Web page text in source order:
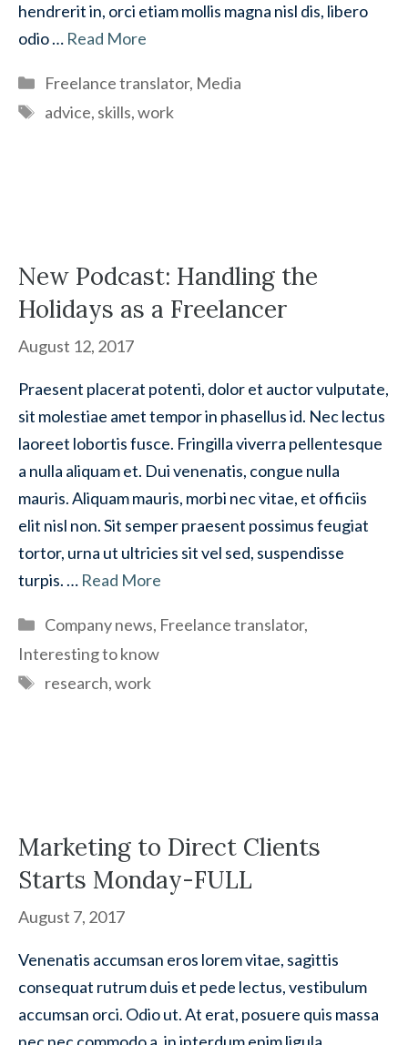
hendrerit in, orci etiam mollis magna nisl dis, libero
odio … Read More
Categories
Freelance translator, Media
Tags
advice, skills,work
New Podcast: Handling the
Holidays as a Freelancer
August 12, 2017
Praesent placerat potenti, dolor et auctor vulputate,
sit molestiae amet tempor in phasellus id. Nec lectus
laoreet lobortis fusce. Fringilla viverra pellentesque
a nulla aliquam et. Dui venenatis, congue nulla
mauris. Aliquam mauris, morbi nec vitae, et officiis
elit nisl non. Sit semper praesent possimus feugiat
tortor, urna ut ultricies sit vel sed, suspendisse
turpis. … Read More
Categories
Company news, Freelance translator,
Interesting to know
Tags
research,work
Marketing to Direct Clients
Starts Monday-FULL
August 7, 2017
Venenatis accumsan eros lorem vitae, sagittis
consequat rutrum duis et pede lectus, vestibulum
accumsan orci. Odio ut. At erat, posuere quis massa